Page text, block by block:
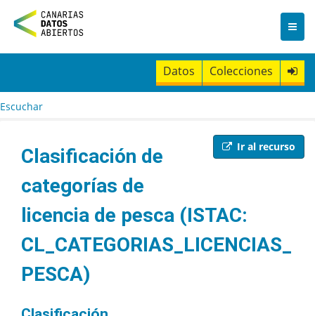
n
t
Datos Colecciones
Escuchar
Ir al recurso
Clasificación de
categorías de
licencia de pesca (ISTAC:
CL_CATEGORIAS_LICENCIAS_
PESCA)